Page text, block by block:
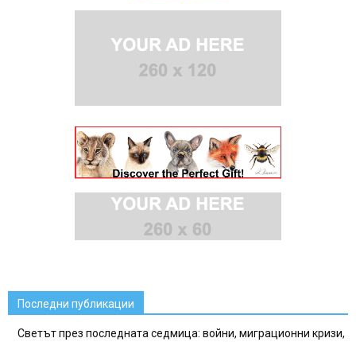
Последни публикации
Светът през последната седмица: войни, миграционни кризи,